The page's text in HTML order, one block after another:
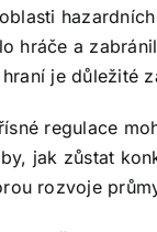
hráče a
je důležité
regulace
jak zůstat
rozvoje